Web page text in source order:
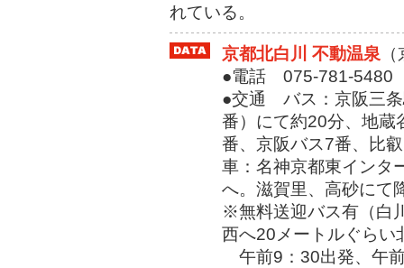
れている。
京都北白川 不動温泉
●電話 075-781-5480
●交通 バス：京阪三条
番）にて約20分、地蔵
番、京阪バス7番、比
車：名神京都東インタ
へ。滋賀里、高砂にて
※無料送迎バス有（白
西へ20メートルぐらい
午前9：30出発、午